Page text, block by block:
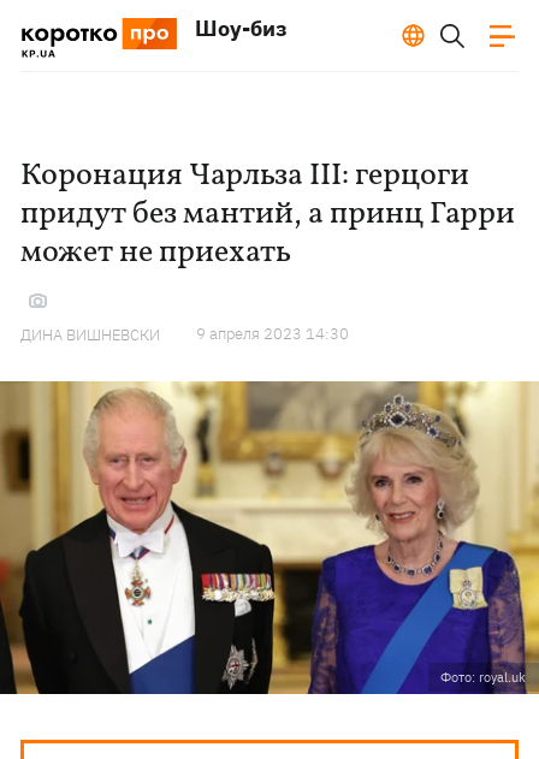
Шоу-биз
Коронация Чарльза III: герцоги
придут без мантий, а принц Гарри
может не приехать
ДИНА ВИШНЕВСКИ 9 апреля 2023 14:30
Фото: royal.uk